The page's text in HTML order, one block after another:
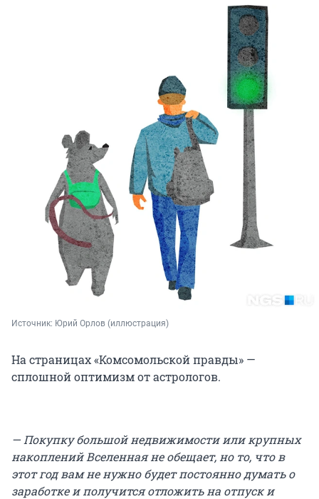
Источник: Юрий Орлов (иллюстрация)
На страницах «Комсомольской правды» —
сплошной оптимизм от астрологов.
— Покупку большой недвижимости или крупных
накоплений Вселенная не обещает, но то, что в
этот год вам не нужно будет постоянно думать о
заработке и получится отложить на отпуск и